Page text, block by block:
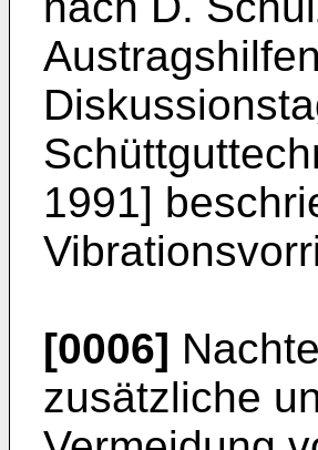
1991]
[0006]
zusätzliche